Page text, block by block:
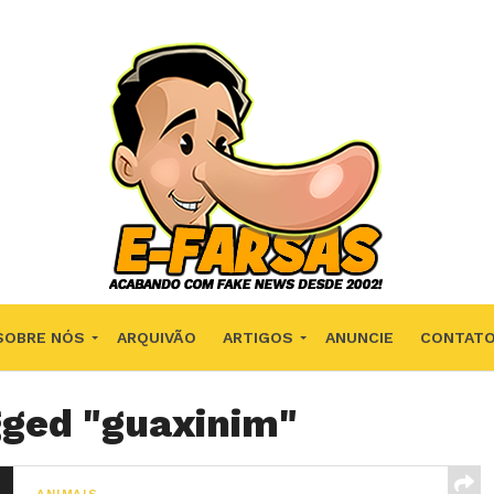
NÓS ARQUIVÃO ARTIGOS ANUNCIE CONTATO
"guaxinim"